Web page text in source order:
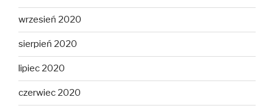
wrzesień 2020
sierpień 2020
lipiec 2020
czerwiec 2020